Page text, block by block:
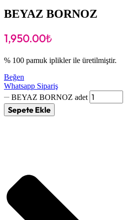
BEYAZ BORNOZ
1,950.00₺
% 100 pamuk iplikler ile üretilmiştir.
Beğen
Whatsapp Sipariş
BEYAZ BORNOZ adet
Sepete Ekle